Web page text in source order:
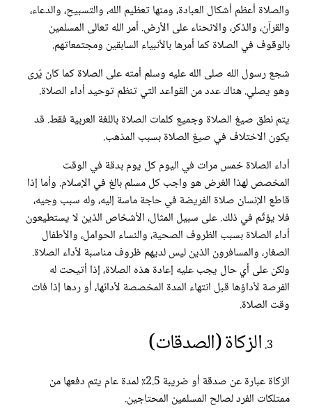
والصلاة أعظم أشكال العبادة، ومنها تعظيم الله، والتسبيح، والدعاء،
والقرآن، والذكر، والانحناء على الأرض. أمر الله تعالى المسلمين
بالوقوف في الصلاة كما أمرها بالأنبياء السابقين ومجتمعاتهم.
شجع رسول الله صلى الله عليه وسلم أمته على الصلاة كما كان يُرى
وهو يصلي. هناك عدد من القواعد التي تنظم توحيد أداء الصلاة.
يتم نطق صيغ الصلاة وجميع كلمات الصلاة باللغة العربية فقط. قد
يكون الاختلاف في صيغ الصلاة بسبب المذهب.
أداء الصلاة خمس مرات في اليوم كل يوم بدقة في الوقت
المخصص لهذا الغرض هو واجب كل مسلم بالغ في الإسلام. وأما إذا
قاطع الإنسان صلاة الفريضة في حاجة ماسة إليه، وله سبب وجيه،
فلا يؤثّم في ذلك. على سبيل المثال، الأشخاص الذين لا يستطيعون
أداء الصلاة بسبب الظروف الصحية، والنساء الحوامل، والأطفال
الصغار، والمسافرون الذين ليس لديهم ظروف مناسبة لأداء الصلاة.
ولكن على أي حال يجب عليه إعادة هذه الصلاة، إذا أتيحت له
الفرصة لأداؤها قبل انتهاء المدة المخصصة لأدائها، أو ردها إذا فات
وقت الصلاة.
الزكاة (الصدقات)
الزكاة عبارة عن صدقة أو ضريبة 2.5٪ لمدة عام يتم دفعها من
ممتلكات الفرد لصالح المسلمين المحتاجين.